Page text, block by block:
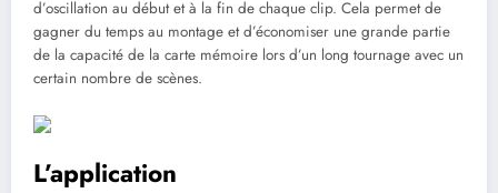
d’oscillation au début et à la fin de chaque clip. Cela permet de
gagner du temps au montage et d’économiser une grande partie
de la capacité de la carte mémoire lors d’un long tournage avec un
certain nombre de scènes.
L’application